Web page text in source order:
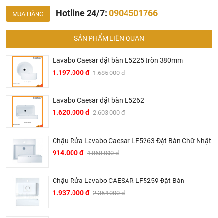
MUA HÀNG Hotline 24/7: 0904501766
SẢN PHẨM LIÊN QUAN
Lavabo Caesar đặt bàn L5225 tròn 380mm
1.197.000 đ 1.685.000 đ
Lavabo Caesar đặt bàn L5262
1.620.000 đ 2.603.000 đ
Chậu Rửa Lavabo Caesar LF5263 Đặt Bàn Chữ Nhật
914.000 đ 1.868.000 đ
Chậu Rửa Lavabo CAESAR LF5259 Đặt Bàn
1.937.000 đ 2.354.000 đ